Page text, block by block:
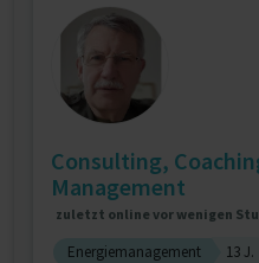
Consulting,
Management
zuletzt online vor wenigen
Energiemanagement 13 J.